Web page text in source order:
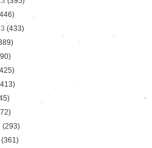
(433)
(293)
(361)